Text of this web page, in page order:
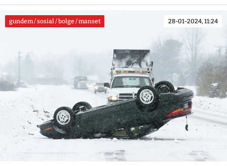
gundem / sosial / bolge / manset 28-01-2024, 11:24